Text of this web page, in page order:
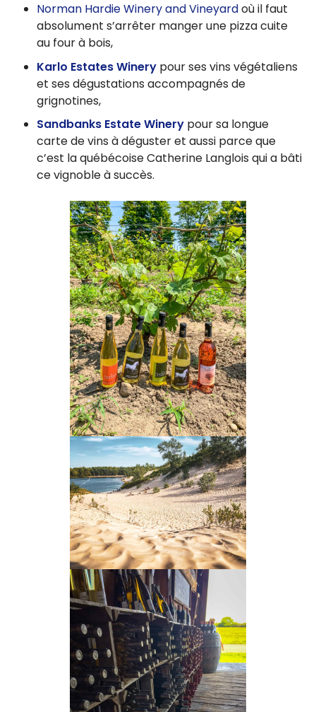
Norman Hardie Winery and Vineyardoù il faut
absolument s’arrêter manger une pizza cuite
au four à bois,
Karlo Estates Winery pour ses vins végétaliens
et ses dégustations accompagnés de
grignotines,
Sandbanks Estate Winery pour sa longue
carte de vins à déguster et aussi parce que
c’est la québécoise Catherine Langlois qui a bâti
ce vignoble à succès.